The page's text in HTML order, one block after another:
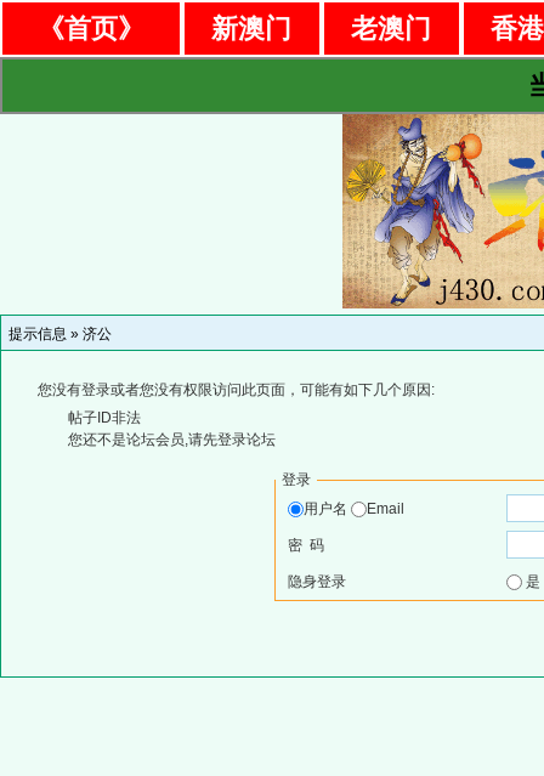
《首页》 新澳门 老澳门
香
提示信息 » 济公
您没有登录或者您没有权限访问此页面，可能有如下几个原因:
帖子ID非法
您还不是论坛会员,请先登录论坛
登录
用户名
Email
密 码
隐身登录